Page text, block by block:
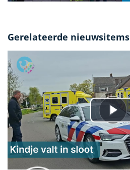
Gerelateerde nieuwsitems